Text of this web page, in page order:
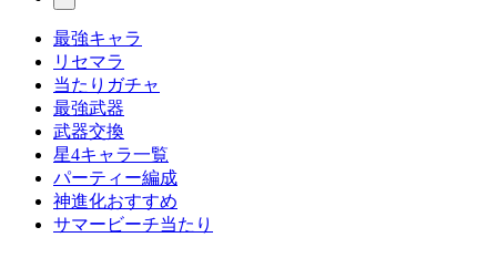
最強キャラ
リセマラ
当たりガチャ
最強武器
武器交換
星4キャラ一覧
パーティー編成
神進化おすすめ
サマービーチ当たり